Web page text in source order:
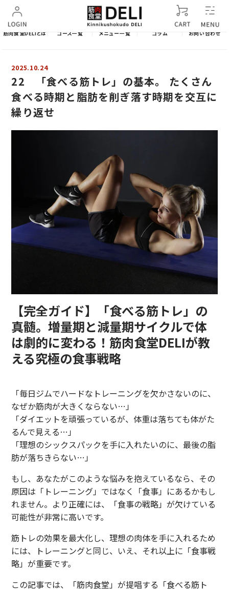
筋肉食堂DELIとは コース一覧 メニュー一覧 コラム お問い合わせ
2025.10.24
22 「食べる筋トレ」の基本。 たくさん
食べる時期と脂肪を削ぎ落す時期を交互に
繰り返せ
【完全ガイド】「食べる筋トレ」の
真髄。増量期と減量期サイクルで体
は劇的に変わる！筋肉食堂DELIが教
える究極の食事戦略
「毎日ジムでハードなトレーニングを欠かさないのに、
なぜか筋肉が大きくならない…」
「ダイエットを頑張っているが、体重は落ちても体がた
るんで見える…」
「理想のシックスパックを手に入れたいのに、最後の脂
肪が落ちきらない…」
もし、あなたがこのような悩みを抱えているなら、その
原因は「トレーニング」ではなく「食事」にあるかもし
れません。より正確には、「食事の戦略」が欠けている
可能性が非常に高いです。
筋トレの効果を最大化し、理想の肉体を手に入れるため
には、トレーニングと同じ、いえ、それ以上に「食事戦
略」が重要です。
この記事では、「筋肉食堂」が提唱する「食べる筋ト